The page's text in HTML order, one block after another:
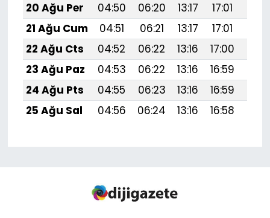
20 Ağu Per
04:50 06:20 13:17 17:01
21 Ağu Cum
04:51 06:21 13:17 17:01
22 Ağu Cts
04:52 06:22 13:16 17:00
23 Ağu Paz
04:53 06:22 13:16 16:59
24 Ağu Pts
04:55 06:23 13:16 16:59
25 Ağu Sal
04:56 06:24 13:16 16:58